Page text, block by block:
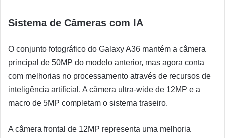
Sistema de Câmeras com IA
O conjunto fotográfico do Galaxy A36 mantém a câmera
principal de 50MP do modelo anterior, mas agora conta
com melhorias no processamento através de recursos de
inteligência artificial. A câmera ultra-wide de 12MP e a
macro de 5MP completam o sistema traseiro.
A câmera frontal de 12MP representa uma melhoria